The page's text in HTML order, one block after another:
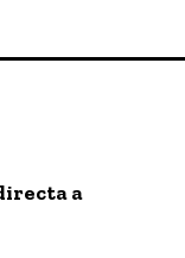
a